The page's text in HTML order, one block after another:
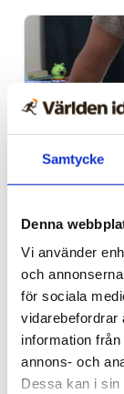
Samtycke
Denna
Vi använder
och
för sociala
vidarebefordrar
information
annons- och
Dessa kan i sin
Vardag
att